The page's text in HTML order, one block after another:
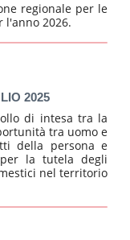
regionale per le
2026.
2025
di intesa tra la
tra uomo e
della persona e
per la tutela degli
nel territorio